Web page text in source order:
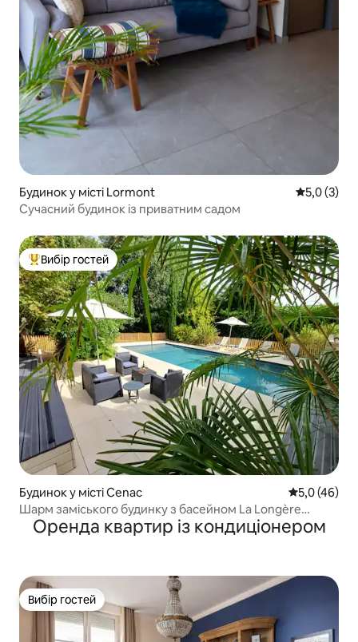
Будинок у місті Lormont Середня
5,0 (3)
Сучасний будинок із приватним садом
Топ вибір гостей
Вибір гостей
Будинок у місті Cenac Середня
5,0 (46)
Шарм заміського будинку з басейном La Longère
Bordeaux
Оренда квартир із кондиціонером
Вибір гостей
Вибір гостей